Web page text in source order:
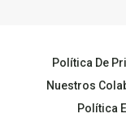
Política De
Nuestros
Política